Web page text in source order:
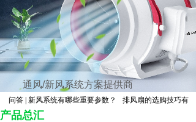
通风/新风系统方案提供商
问答 | 新风系统有哪些重要参数？ 排风扇的选购技巧有哪些
产品总汇